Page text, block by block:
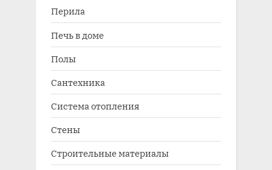
Перила
Печь в доме
Полы
Сантехника
Система отопления
Стены
Строительные материалы